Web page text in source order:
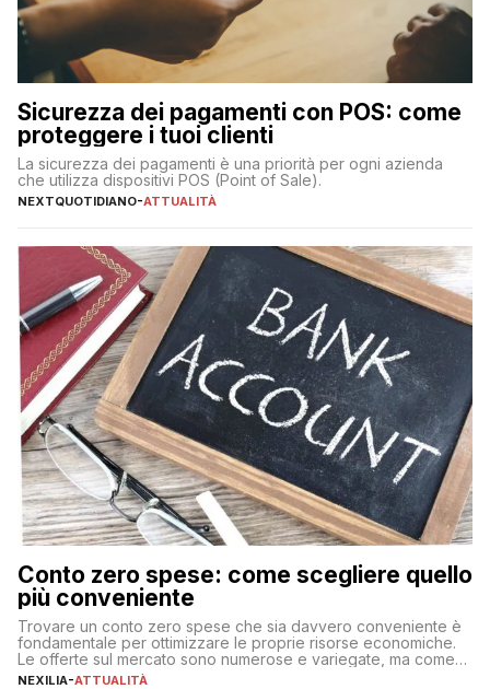
Sicurezza dei pagamenti con POS: come
proteggere i tuoi clienti
La sicurezza dei pagamenti è una priorità per ogni azienda
che utilizza dispositivi POS (Point of Sale).
NEXTQUOTIDIANO-ATTUALITÀ
Conto zero spese: come scegliere quello
più conveniente
Trovare un conto zero spese che sia davvero conveniente è
fondamentale per ottimizzare le proprie risorse economiche.
Le offerte sul mercato sono numerose e variegate, ma come
individuare quella più adatta alle proprie esigenze senza
NEXILIA-ATTUALITÀ